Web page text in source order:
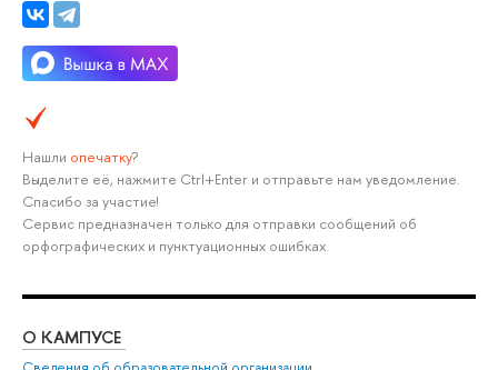
Нашли опечатку?
Выделите её, нажмите Ctrl+Enter и отправьте нам уведомление.
Спасибо за участие!
Сервис предназначен только для отправки сообщений об
орфографических и пунктуационных ошибках.
О КАМПУСЕ